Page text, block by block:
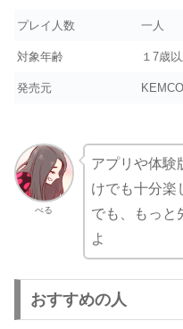
プレイ人数 一人
対象年齢 １7歳
発売元 KEMCO
べる
アプリや体験
けでも十分楽
でも、もっと
よ
おすすめの人